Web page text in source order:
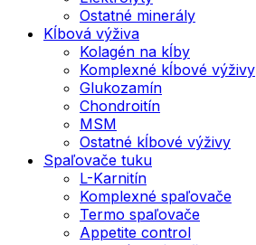
Ostatné minerály
Kĺbová výživa
Kolagén na kĺby
Komplexné kĺbové výživy
Glukozamín
Chondroitín
MSM
Ostatné kĺbové výživy
Spaľovače tuku
L-Karnitín
Komplexné spaľovače
Termo spaľovače
Appetite control